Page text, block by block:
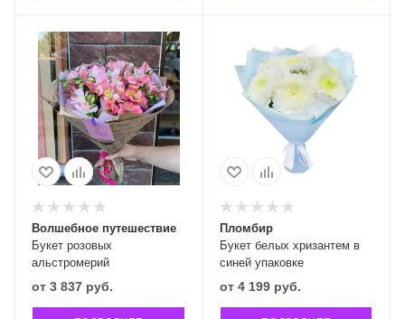
Букет розовых
альстромерий
Волшебное путешествие
от 3 837 руб.
Букет белых хризантем в
синей упаковке
Пломбир
от 4 199 руб.